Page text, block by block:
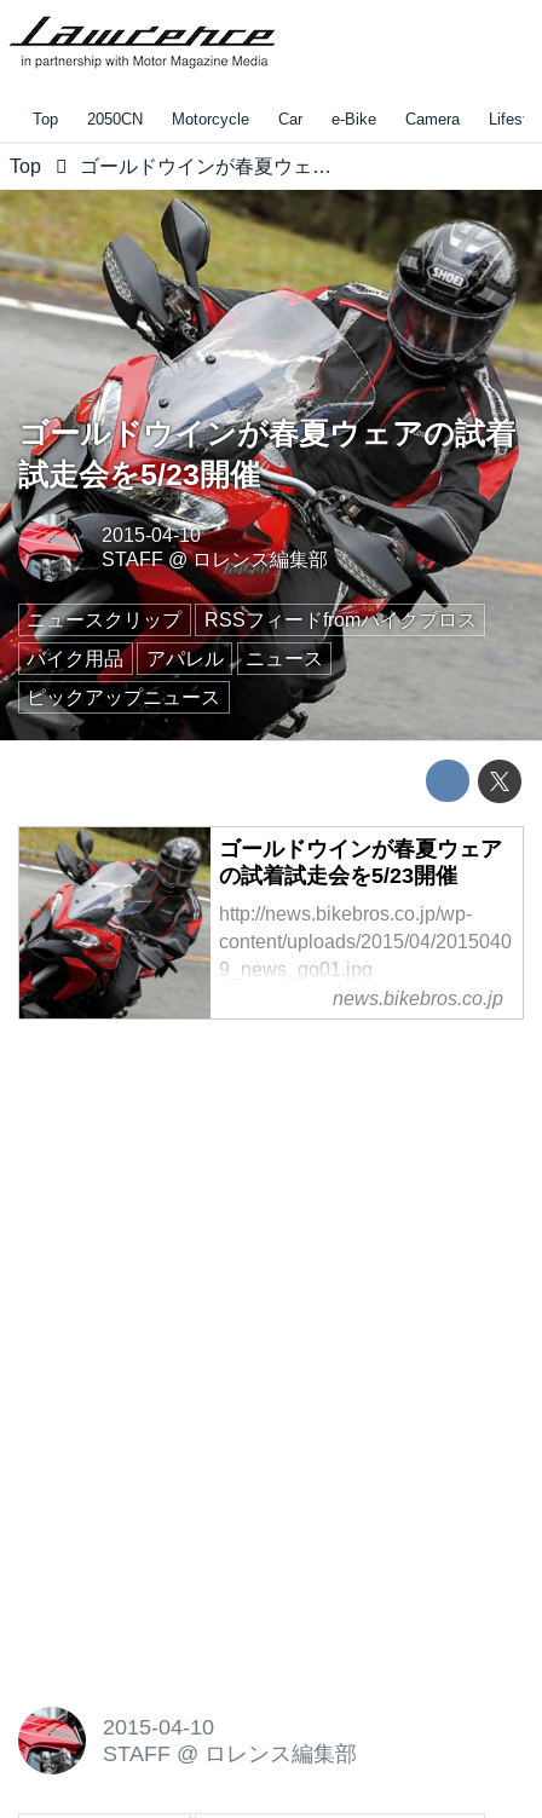
Top 2050CN Motorcycle Car e-Bike Camera
Top ゴールドウインが春夏ウェアの試着試走会を5/23開催
ゴールドウインが春夏ウェアの試着
試走会を5/23開催
2015-04-10
STAFF@ロレンス編集部
ニュースクリップ
RSSフィードfromバイクブロス
バイク用品
アパレル
ニュース
ピックアップニュース
ゴールドウインが春夏ウェア
の試着試走会を5/23開催
http://news.bikebros.co.jp/wp-
content/uploads/2015/04/2015040
9_news_go01.jpg
news.bikebros.co.jp
2015-04-10
STAFF @ ロレンス編集部